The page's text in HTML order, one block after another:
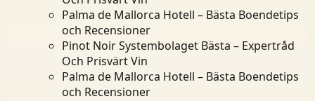
Palma de Mallorca Hotell – Bästa Boendetips
och Recensioner
Pinot Noir Systembolaget Bästa – Expertråd
Och Prisvärt Vin
Palma de Mallorca Hotell – Bästa Boendetips
och Recensioner